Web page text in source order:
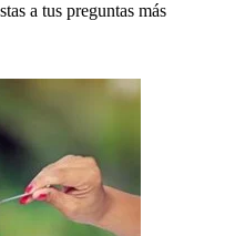
a tus preguntas más